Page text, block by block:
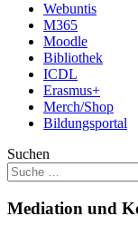
Webuntis
M365
Moodle
Bibliothek
ICDL
Erasmus+
Merch/Shop
Bildungsportal
Suchen
Mediation und